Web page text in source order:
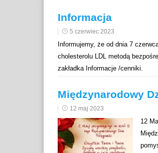
Informacja
5 czerwiec 2023
Informujemy, że od dnia 7
cholesterolu LDL metodą
zakładka Informacje /cenniki.
Międzynarodowy
12 maj 2023
12